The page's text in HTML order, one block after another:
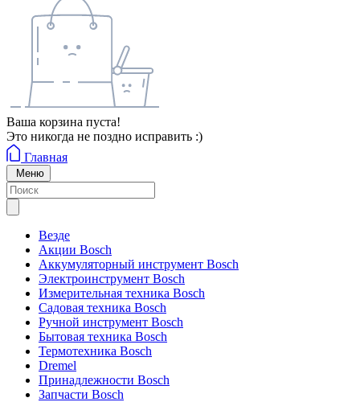
Ваша корзина пуста!
Это никогда не поздно исправить :)
Главная
Меню
Везде
Акции Bosch
Аккумуляторный инструмент Bosch
Электроинструмент Bosch
Измерительная техника Bosch
Садовая техника Bosch
Ручной инструмент Bosch
Бытовая техника Bosch
Термотехника Bosch
Dremel
Принадлежности Bosch
Запчасти Bosch